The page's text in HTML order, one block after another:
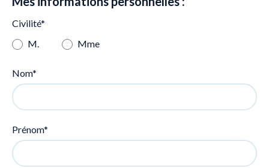
Civilité*
M.
Mme
Nom*
Prénom*